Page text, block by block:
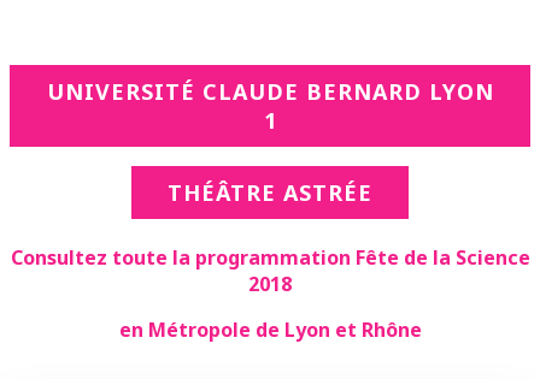
UNIVERSITÉ CLAUDE BERNARD LYON
1
THÉÂTRE ASTRÉE
Consultez toute la programmation Fête de la Science
2018
en Métropole de Lyon et Rhône